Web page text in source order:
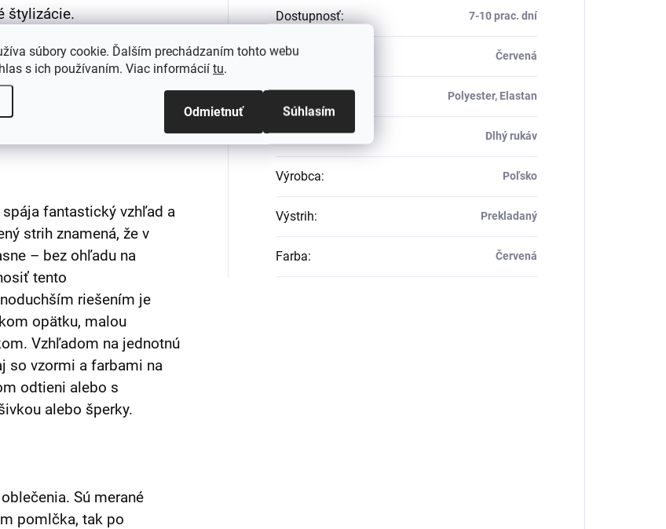
súbory cookie. Ďalším prechádzaním tohto webu
s ich používaním. Viac informácií tu.
Odmietnuť Súhlasím
štylizácie.
fantastický vzhľad a
strih znamená, že v
– bez ohľadu na
tento
riešením je
opätku, malou
Vzhľadom na jednotnú
so vzormi a farbami na
odtieni alebo s
alebo šperky.
Sú merané
pomlčka, tak po
Dostupnosť: 7-10 prac. dní
Farba Červená
Polyester, Elastan
Rukáv: Dlhý rukáv
Výrobca: Poľsko
Výstrih: Prekladaný
Farba: Červená